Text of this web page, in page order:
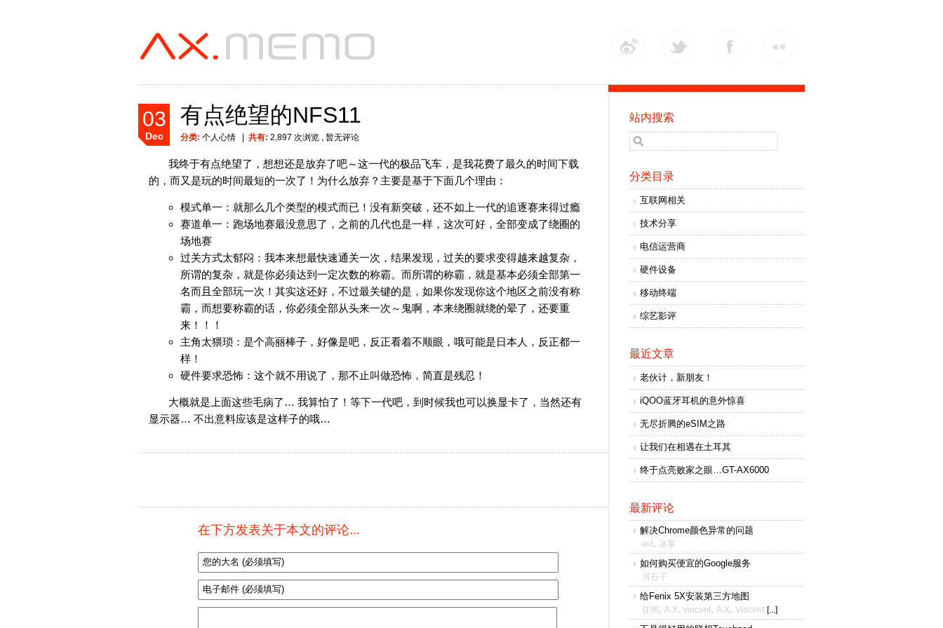
03
Dec
有点绝望的NFS11
分类: 个人心情 共有: 2,897 次浏览 , 暂无评论
我终于有点绝望了，想想还是放弃了吧～这一代的极品飞车，是我花费了最久的时间下载
的，而又是玩的时间最短的一次了！为什么放弃？主要是基于下面几个理由：
模式单一：就那么几个类型的模式而已！没有新突破，还不如上一代的追逐赛来得过瘾
赛道单一：跑场地赛最没意思了，之前的几代也是一样，这次可好，全部变成了绕圈的
场地赛
过关方式太郁闷：我本来想最快速通关一次，结果发现，过关的要求变得越来越复杂，
所谓的复杂，就是你必须达到一定次数的称霸。而所谓的称霸，就是基本必须全部第一
名而且全部玩一次！其实这还好，不过最关键的是，如果你发现你这个地区之前没有称
霸，而想要称霸的话，你必须全部从头来一次～鬼啊，本来绕圈就绕的晕了，还要重
来！！！
主角太猥琐：是个高丽棒子，好像是吧，反正看着不顺眼，哦可能是日本人，反正都一
样！
硬件要求恐怖：这个就不用说了，那不止叫做恐怖，简直是残忍！
大概就是上面这些毛病了… 我算怕了！等下一代吧，到时候我也可以换显卡了，当然还有
显示器… 不出意料应该是这样子的哦…
在下方发表关于本文的评论...
站内搜索
分类目录
互联网相关
技术分享
电信运营商
硬件设备
移动终端
综艺影评
最近文章
老伙计，新朋友！
iQOO蓝牙耳机的意外惊喜
无尽折腾的eSIM之路
让我们在相遇在土耳其
终于点亮败家之眼…GT-AX6000
最新评论
解决Chrome颜色异常的问题
wd , 冰寒
如何购买便宜的Google服务
河石子
给Fenix 5X安装第三方地图
佳明 , A.X, vincent, A.X, Vincent [...]